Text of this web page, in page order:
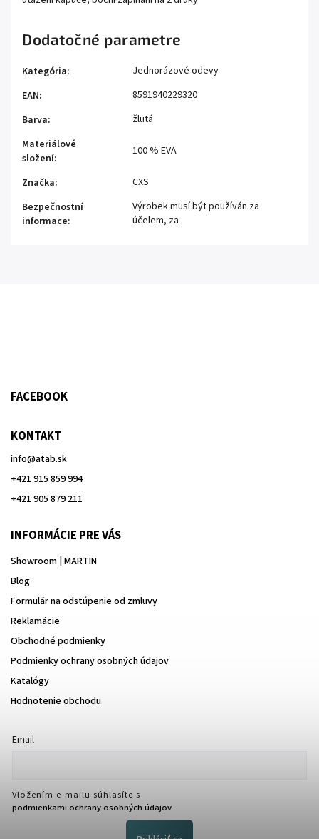
Dodatočné parametre
Kategória:
Jednorázové odevy
EAN:
8591940229320
Barva:
žlutá
Materiálové
složení:
100 % EVA
Značka:
CXS
Bezpečnostní
informace:
Výrobek musí být používán za
účelem, za
FACEBOOK
KONTAKT
info@atab.sk
+421 915 859 994
+421 905 879 211
INFORMÁCIE PRE VÁS
Showroom | MARTIN
Blog
Formulár na odstúpenie od zmluvy
Reklamácie
Obchodné podmienky
Podmienky ochrany osobných údajov
Katalógy
Hodnotenie obchodu
Email
Vložením e-mailu súhlasíte s
podmienkami ochrany osobných údajov